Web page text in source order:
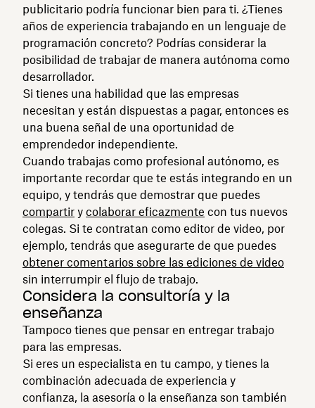
publicitario podría funcionar bien para ti. ¿Tienes
años de experiencia trabajando en un lenguaje de
programación concreto? Podrías considerar la
posibilidad de trabajar de manera autónoma como
desarrollador.
Si tienes una habilidad que las empresas
necesitan y están dispuestas a pagar, entonces es
una buena señal de una oportunidad de
emprendedor independiente.
Cuando trabajas como profesional autónomo, es
importante recordar que te estás integrando en un
equipo, y tendrás que demostrar que puedes
compartir y colaborar eficazmente con tus nuevos
colegas. Si te contratan como editor de video, por
ejemplo, tendrás que asegurarte de que puedes
obtener comentarios sobre las ediciones de video
sin interrumpir el flujo de trabajo.
Considera la consultoría y la
enseñanza
Tampoco tienes que pensar en entregar trabajo
para las empresas.
Si eres un especialista en tu campo, y tienes la
combinación adecuada de experiencia y
confianza, la asesoría o la enseñanza son también